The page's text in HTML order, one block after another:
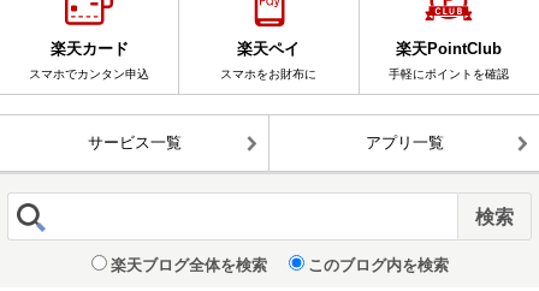
楽天カード
スマホでカンタン申込
楽天ペイ
スマホをお財布に
楽天PointClub
手軽にポイントを確認
サービス一覧 アプリ一覧
楽天ブログ全体を検索 このブログ内を検索